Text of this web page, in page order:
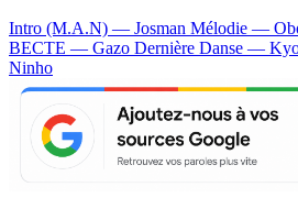
Intro (M.A.N) — Josman Mélodie —
BECTE — Gazo Dernière Danse —
Ninho